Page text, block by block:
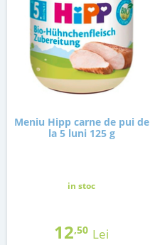
Meniu Hipp carne de pui de
la 5 luni 125 g
in stoc
12,50 Lei